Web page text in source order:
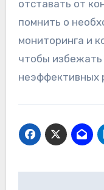
отставать от
помнить о
мониторинга и
чтобы
неэффективных